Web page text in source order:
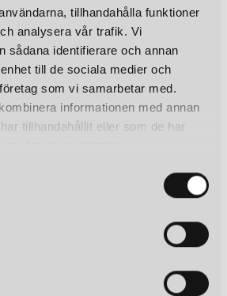
tillhandahålla funktioner
analysera vår trafik. Vi
sådana identifierare och annan
till de sociala medier och
som vi samarbetar med.
informationen med annan
tillhandahållit eller som de har